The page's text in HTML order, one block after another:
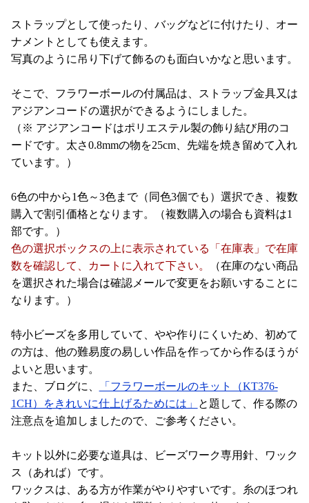
ストラップとして使ったり、バッグなどに付けたり、オー
ナメントとしても使えます。
写真のように吊り下げて飾るのも面白いかなと思います。
そこで、フラワーボールの付属品は、ストラップ金具又は
アジアンコードの選択ができるようにしました。
（※ アジアンコードはポリエステル製の飾り結び用のコ
ードです。太さ0.8mmの物を25cm、先端を焼き留めて入れ
ています。）
6色の中から1色～3色まで（同色3個でも）選択でき、複数
購入で割引価格となります。（複数購入の場合も資料は1
部です。）
色の選択ボックスの上に表示されている「在庫表」で在庫
数を確認して、カートに入れて下さい。
（在庫のない商品
を選択された場合は確認メールで変更をお願いすることに
なります。）
特小ビーズを多用していて、やや作りにくいため、初めて
の方は、他の難易度の易しい作品を作ってから作るほうが
よいと思います。
また、ブログに、
「フラワーボールのキット（KT376-
1CH）をきれいに仕上げるためには」
と題して、作る際の
注意点を追加しましたので、ご参考ください。
キット以外に必要な道具は、ビーズワーク専用針、ワック
ス（あれば）です。
ワックスは、ある方が作業がやりやすいです。糸のほつれ